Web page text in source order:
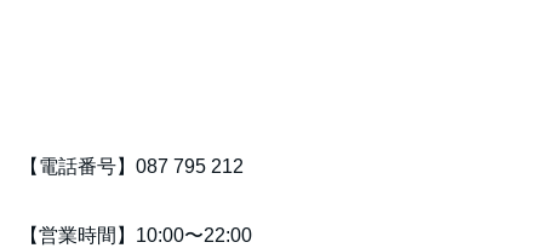
【電話番号】087 795 212
【営業時間】10:00〜22:00